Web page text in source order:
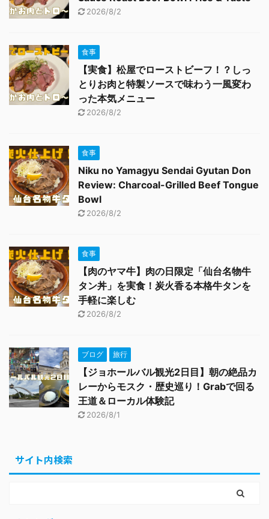
2026/8/2
食事
【実食】松屋でローストビーフ！？しっ
とりお肉と特製ソースで味わう一風変わ
った本気メニュー
2026/8/2
食事
Niku no Yamagyu Sendai Gyutan Don
Review: Charcoal-Grilled Beef Tongue
Bowl
2026/8/2
食事
【肉のヤマ牛】肉の日限定「仙台名物牛
タン丼」を実食！炭火香る本格牛タンを
手軽に楽しむ
2026/8/2
ブログ 旅行
【ジョホールバル観光2日目】朝の絶品カ
レーからモスク・歴史巡り！Grabで回る
王道＆ローカル体験記
2026/8/1
サイト内検索